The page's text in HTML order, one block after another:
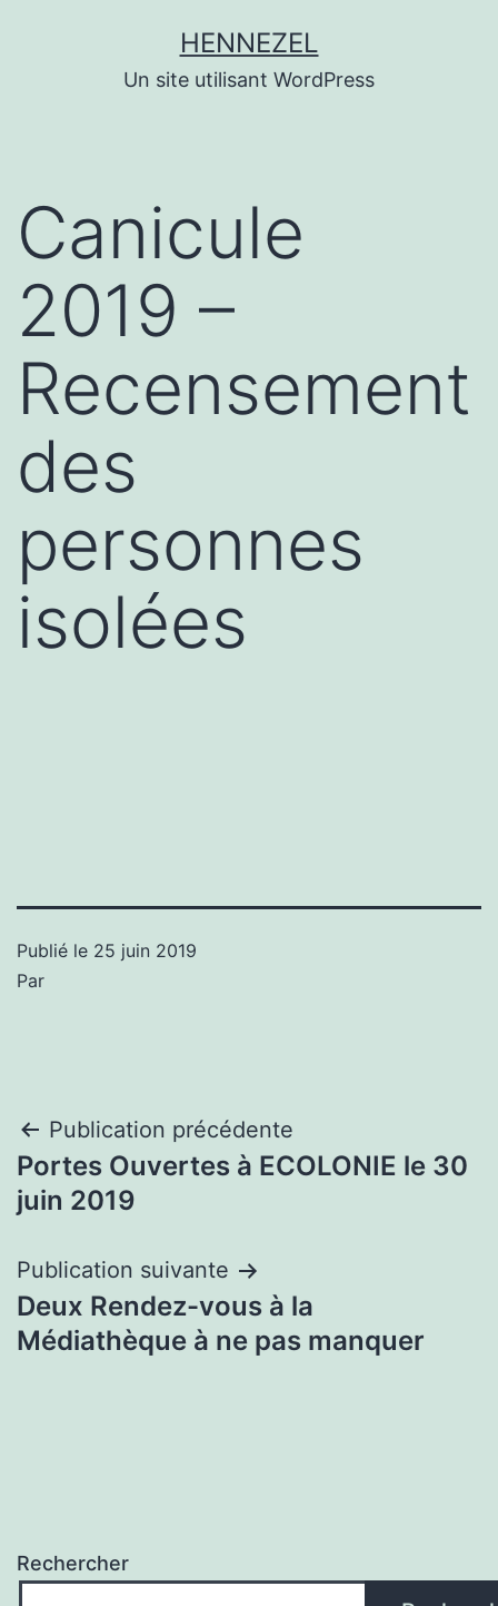
HENNEZEL
Un site utilisant WordPress
Canicule
2019 –
Recensement
des
personnes
isolées
Publié le 25 juin 2019
Par
Navigation
de
Publication précédente
Portes Ouvertes à ECOLONIE le 30
juin 2019
Publication suivante
Deux Rendez-vous à la
Médiathèque à ne pas manquer
Rechercher